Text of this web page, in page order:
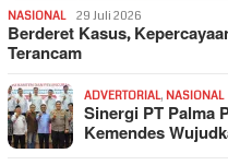
NASIONAL 29 Juli 2026
Berderet Kasus,
Terancam
ADVERTORIAL, NASIONAL
Sinergi PT Palma
Kemendes